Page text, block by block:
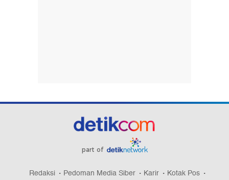
part of
Redaksi Pedoman Media Siber Karir
Kotak Pos